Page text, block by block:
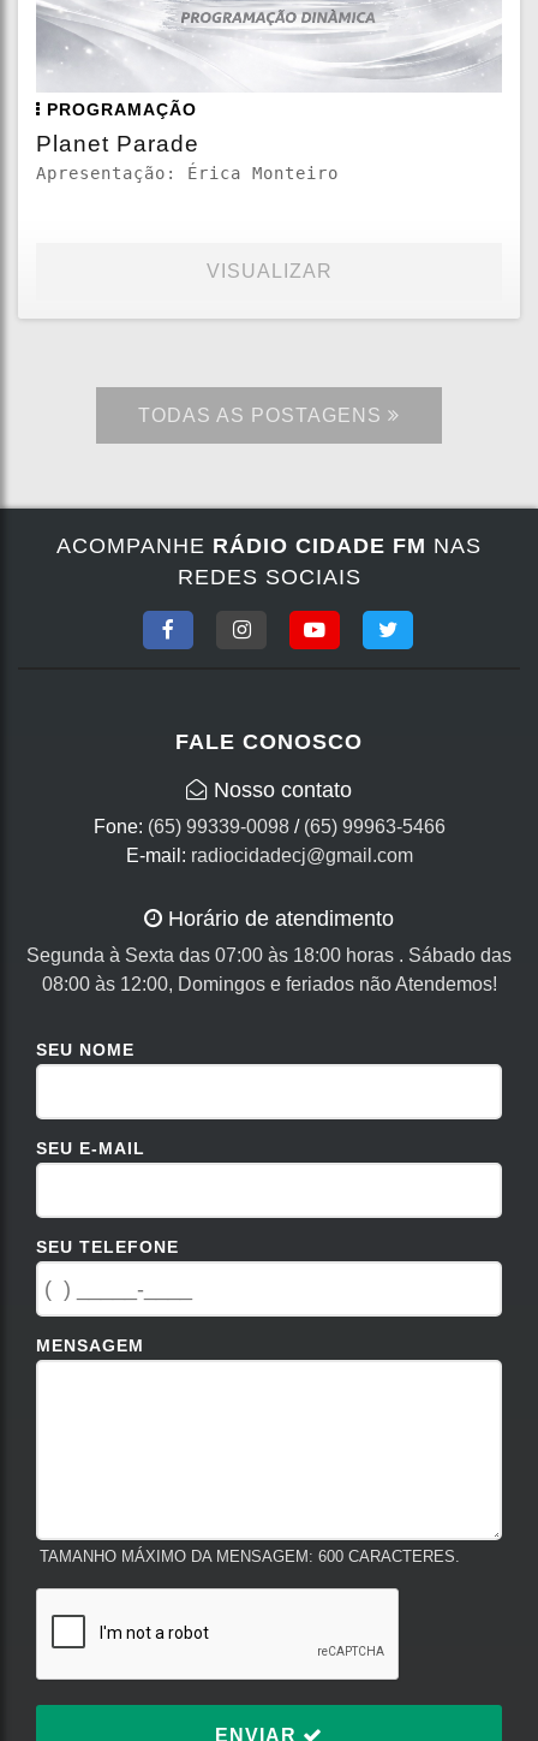
PROGRAMAÇÃO
Planet Parade
Apresentação: Érica Monteiro
VISUALIZAR
TODAS AS POSTAGENS
ACOMPANHE RÁDIO CIDADE FM NAS
REDES SOCIAIS
FALE CONOSCO
Nosso contato
Fone: (65) 99339-0098/ (65) 99963-5466
E-mail: radiocidadecj@gmail.com
Horário de atendimento
Segunda à Sexta das 07:00 às 18:00 horas . Sábado das
08:00 às 12:00, Domingos e feriados não Atendemos!
SEU NOME
SEU E-MAIL
SEU TELEFONE
MENSAGEM
TAMANHO MÁXIMO DA MENSAGEM: 600 CARACTERES.
ENVIAR